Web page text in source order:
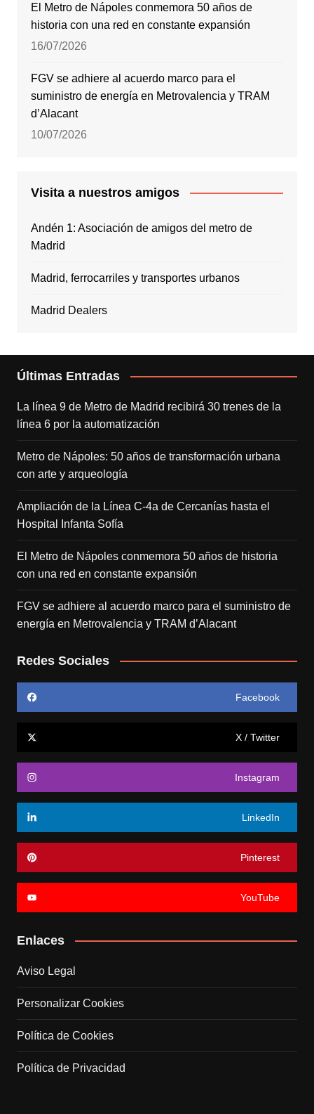
El Metro de Nápoles conmemora 50 años de
historia con una red en constante expansión
16/07/2026
FGV se adhiere al acuerdo marco para el
suministro de energía en Metrovalencia y TRAM
d’Alacant
10/07/2026
Visita a nuestros amigos
Andén 1: Asociación de amigos del metro de
Madrid
Madrid, ferrocarriles y transportes urbanos
Madrid Dealers
Últimas Entradas
La línea 9 de Metro de Madrid recibirá 30 trenes de la
línea 6 por la automatización
Metro de Nápoles: 50 años de transformación urbana
con arte y arqueología
Ampliación de la Línea C-4a de Cercanías hasta el
Hospital Infanta Sofía
El Metro de Nápoles conmemora 50 años de historia
con una red en constante expansión
FGV se adhiere al acuerdo marco para el suministro de
energía en Metrovalencia y TRAM d’Alacant
Redes Sociales
Facebook
X / Twitter
Instagram
LinkedIn
Pinterest
YouTube
Enlaces
Aviso Legal
Personalizar Cookies
Política de Cookies
Política de Privacidad